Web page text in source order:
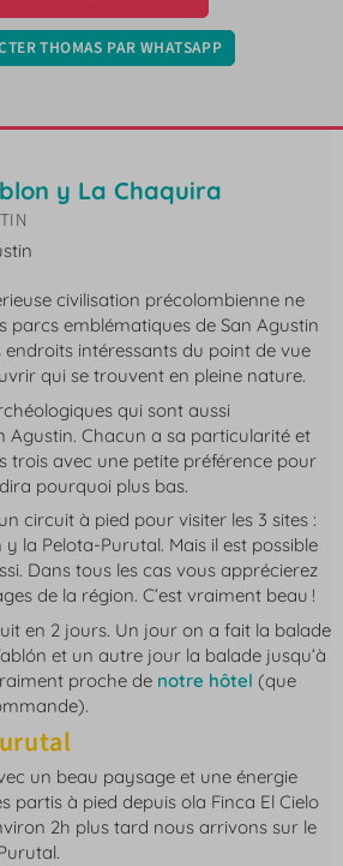
THOMAS PAR WHATSAPP
y La Chaquira
civilisation précolombienne ne
parcs emblématiques de San Agustin
endroits intéressants du point de vue
qui se trouvent en pleine nature.
qui sont aussi
Agustin. Chacun a sa particularité et
trois avec une petite préférence pour
pourquoi plus bas.
circuit à pied pour visiter les 3 sites :
la Pelota-Purutal. Mais il est possible
Dans tous les cas vous apprécierez
de la région. C’est vraiment beau !
en 2 jours. Un jour on a fait la balade
et un autre jour la balade jusqu’à
proche de notre hôtel (que
un beau paysage et une énergie
partis à pied depuis ola Finca El Cielo
2h plus tard nous arrivons sur le